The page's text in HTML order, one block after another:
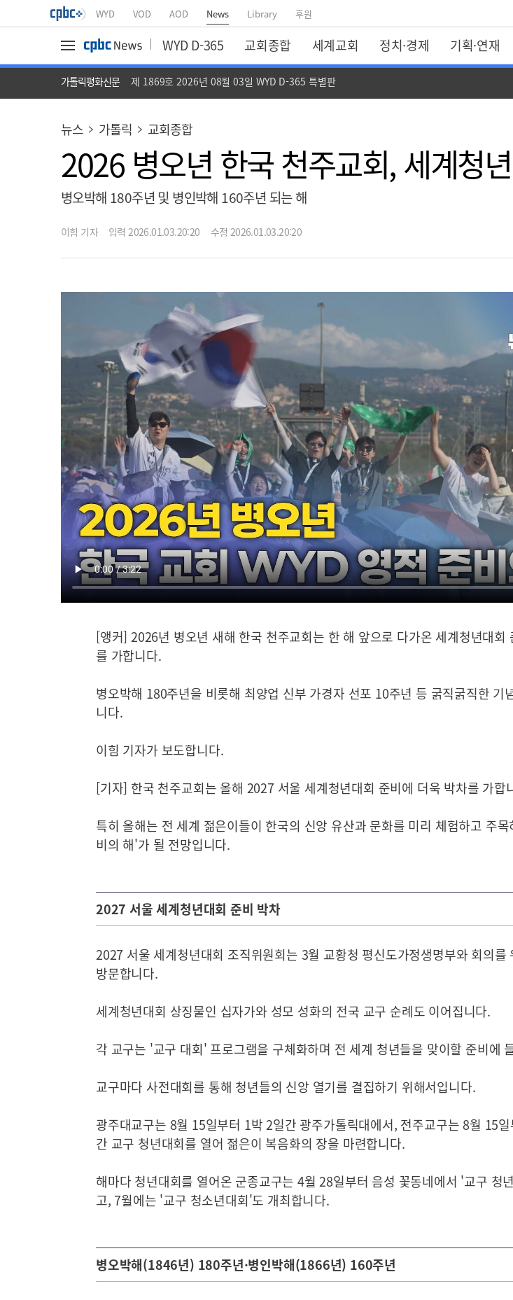
WYD VOD AOD News Library 후원
WYD D-365 교회종합 세계교회 정치·경제 기획·연재
가톨릭평화신문 제 1869호 2026년 08월 03일 WYD D-365 특별판
뉴스 가톨릭 교회종합
2026 병오년 한국 천주교회, 세계청
병오박해 180주년 및 병인박해 160주년 되는 해
이힘 기자 입력 2026.01.03.20:20 수정 2026.01.03.20:20
[앵커] 2026년 병오년 새해 한국 천주교회는 한 해 앞으로 다가온 세계청년대회
를 가합니다.
병오박해 180주년을 비롯해 최양업 신부 가경자 선포 10주년 등 굵직굵직한 기
니다.
이힘 기자가 보도합니다.
[기자] 한국 천주교회는 올해 2027 서울 세계청년대회 준비에 더욱 박차를 가합
특히 올해는 전 세계 젊은이들이 한국의 신앙 유산과 문화를 미리 체험하고 주
비의 해'가 될 전망입니다.
2027 서울 세계청년대회 준비 박차
2027 서울 세계청년대회 조직위원회는 3월 교황청 평신도가정생명부와 회의를
방문합니다.
세계청년대회 상징물인 십자가와 성모 성화의 전국 교구 순례도 이어집니다.
각 교구는 '교구 대회' 프로그램을 구체화하며 전 세계 청년들을 맞이할 준비에
교구마다 사전대회를 통해 청년들의 신앙 열기를 결집하기 위해서입니다.
광주대교구는 8월 15일부터 1박 2일간 광주가톨릭대에서, 전주교구는 8월 15
간 교구 청년대회를 열어 젊은이 복음화의 장을 마련합니다.
해마다 청년대회를 열어온 군종교구는 4월 28일부터 음성 꽃동네에서 '교구 청
고, 7월에는 '교구 청소년대회'도 개최합니다.
병오박해(1846년) 180주년·병인박해(1866년) 160주년